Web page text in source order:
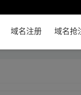
域名注册 域名抢